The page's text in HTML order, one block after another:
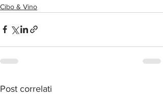
Cibo & Vino
Post correlati